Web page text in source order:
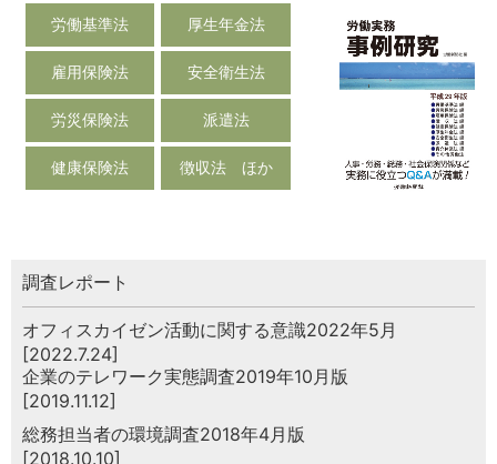
労働基準法 厚生年金法
雇用保険法 安全衛生法
労災保険法 派遣法
健康保険法 徴収法 ほか
調査レポート
オフィスカイゼン活動に関する意識2022年5月
[2022.7.24]
企業のテレワーク実態調査2019年10月版
[2019.11.12]
総務担当者の環境調査2018年4月版
[2018.10.10]